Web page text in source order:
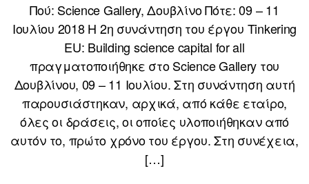
Πού: Science Gallery, Δουβλίνο Πότε: 09 – 11
Ιουλίου 2018 Η 2η συνάντηση του έργου Tinkering
EU: Building science capital for all
πραγματοποιήθηκε στο Science Gallery του
Δουβλίνου, 09 – 11 Ιουλίου. Στη συνάντηση αυτή
παρουσιάστηκαν, αρχικά, από κάθε εταίρο,
όλες οι δράσεις, οι οποίες υλοποιήθηκαν από
αυτόν το, πρώτο χρόνο του έργου. Στη συνέχεια,
[…]